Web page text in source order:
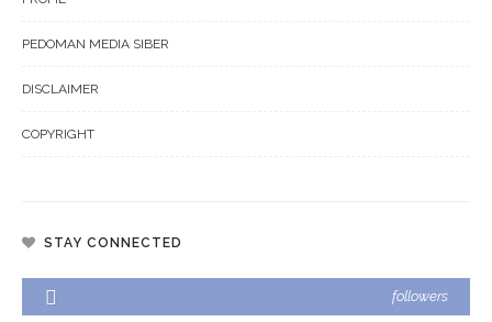
PEDOMAN MEDIA SIBER
DISCLAIMER
COPYRIGHT
STAY CONNECTED
followers